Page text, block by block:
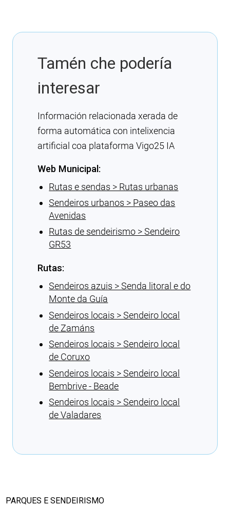
Tamén che podería
interesar
Información relacionada xerada de
forma automática con intelixencia
artificial coa plataforma Vigo25 IA
Web Municipal:
Rutas e sendas > Rutas urbanas
Sendeiros urbanos > Paseo das
Avenidas
Rutas de sendeirismo > Sendeiro
GR53
Rutas:
Sendeiros azuis > Senda litoral e do
Monte da Guía
Sendeiros locais > Sendeiro local
de Zamáns
Sendeiros locais > Sendeiro local
de Coruxo
Sendeiros locais > Sendeiro local
Bembrive - Beade
Sendeiros locais > Sendeiro local
de Valadares
PARQUES E SENDEIRISMO